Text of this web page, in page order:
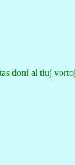
doni al tiuj